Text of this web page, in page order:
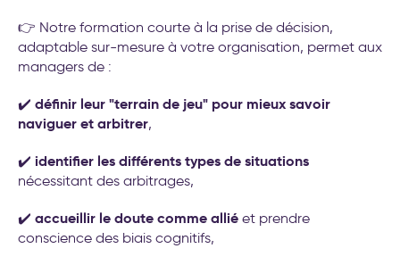
👉 Notre formation courte à la prise de décision,
adaptable sur-mesure à votre organisation, permet aux
managers de :
✔️ définir leur "terrain de jeu" pour mieux savoir
naviguer et arbitrer,
✔️ identifier les différents types de situations
nécessitant des arbitrages,
✔️ accueillir le doute comme allié et prendre
conscience des biais cognitifs,